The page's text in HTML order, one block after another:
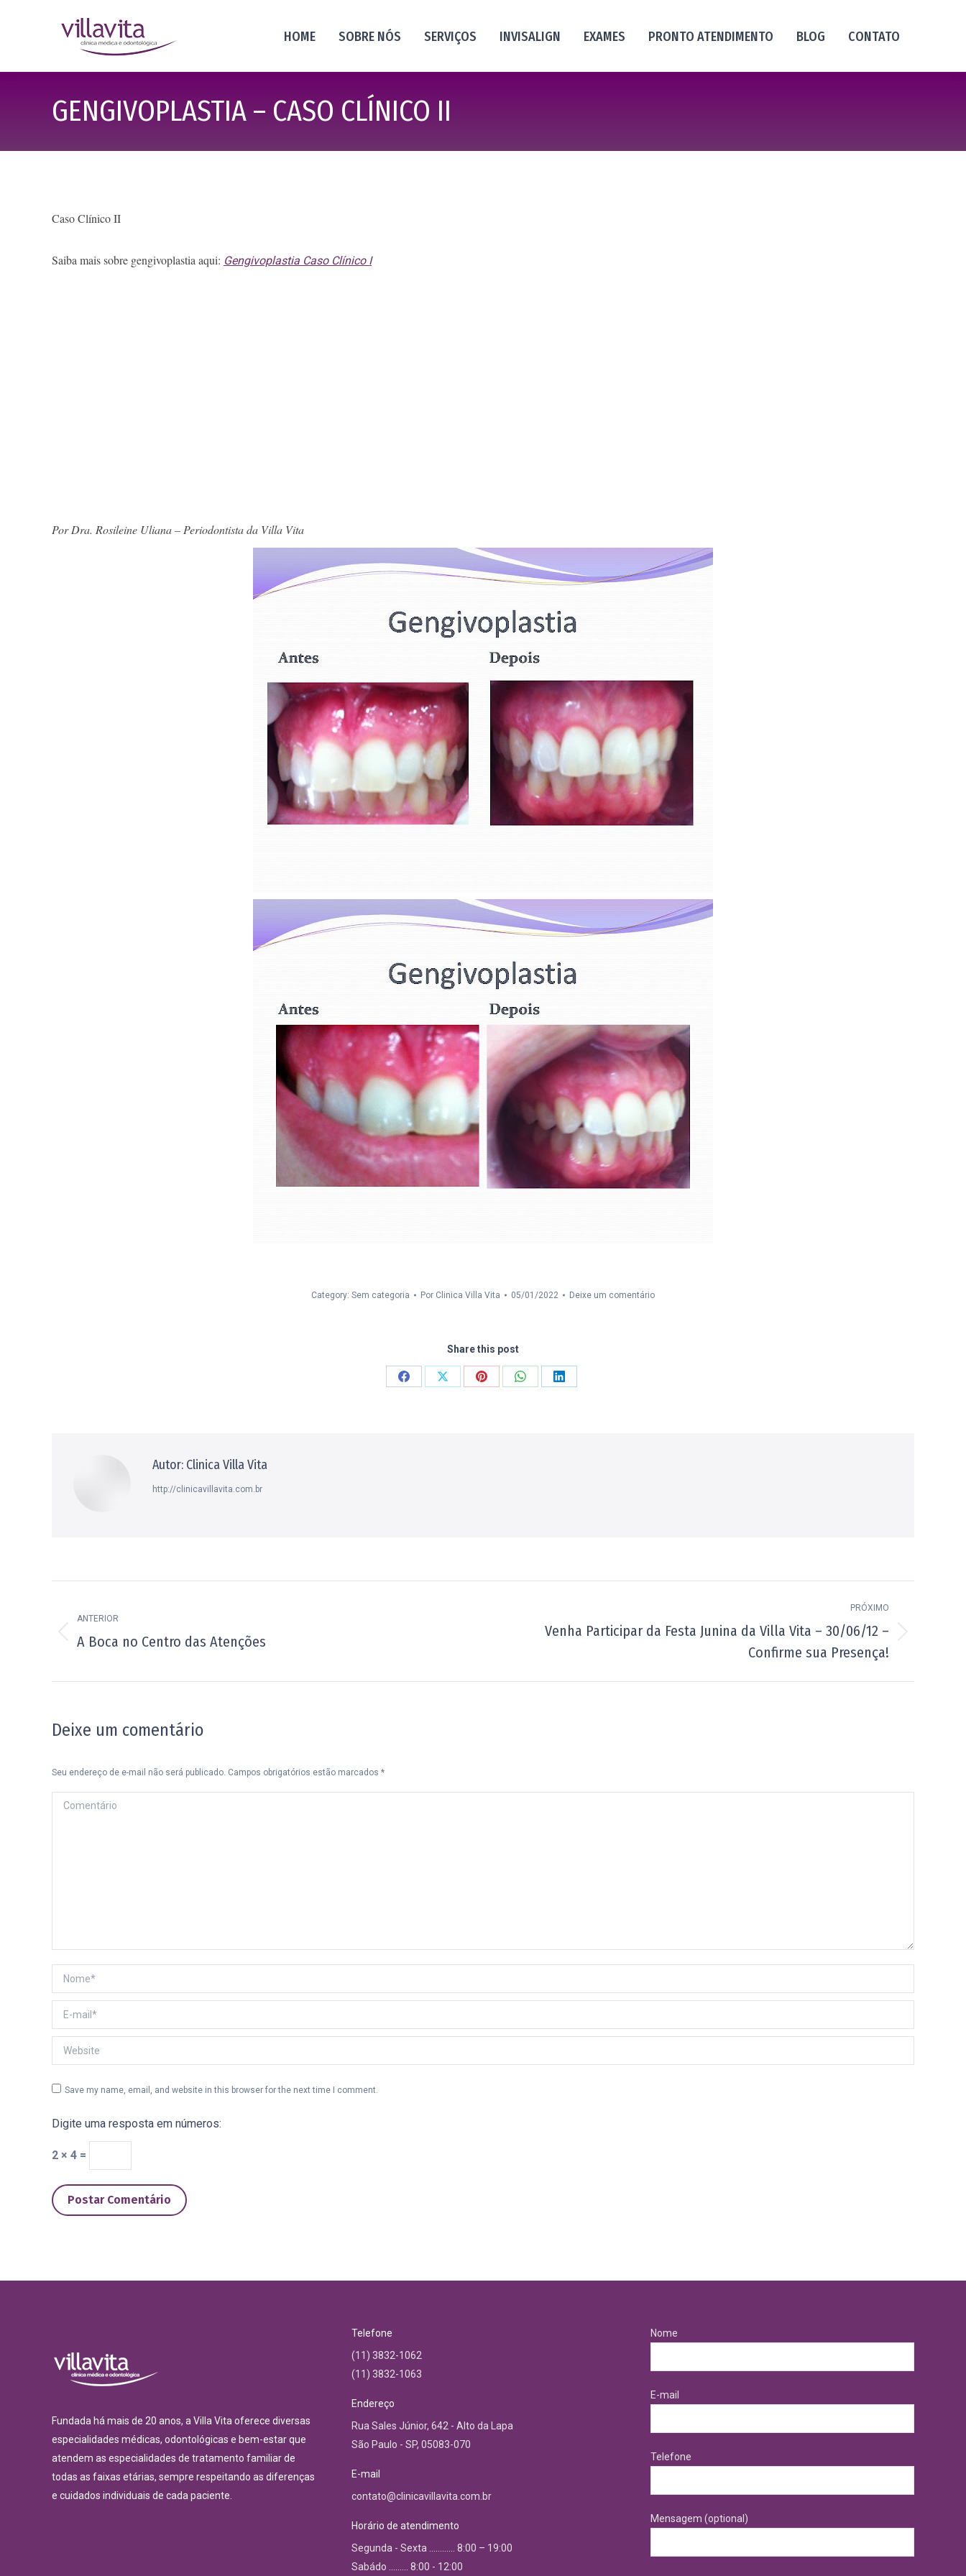
HOME SOBRE NÓS SERVIÇOS INVISALIGN EXAMES PRONTO ATENDIMENTO BLOG CONTATO
GENGIVOPLASTIA – CASO CLÍNICO II
Caso Clínico II
Saiba mais sobre gengivoplastia aqui: Gengivoplastia Caso Clínico I
Por Dra. Rosileine Uliana – Periodontista da Villa Vita
Category: Sem categoria Por Clinica Villa Vita 05/01/2022 Deixe um comentário
Share this post
CompartilharCompartilharCompartilharCompartilharCompartilhar
Autor: Clinica Villa Vita
http://clinicavillavita.com.br
de
post:
ANTERIOR
Post
A Boca no Centro das Atenções
PRÓXIMO
Venha Participar da Festa Junina da Villa Vita – 30/06/12 –
Confirme sua Presença!
Deixe um comentário
Seu endereço de e-mail não será publicado. Campos obrigatórios estão marcados *
Comentário
Nome *
E-mail *
Website
Save my name, email, and website in this browser for the next time I comment.
Digite uma resposta em números:
2 × 4 =
Postar Comentário
Fundada há mais de 20 anos, a Villa Vita oferece diversas
especialidades médicas, odontológicas e bem-estar que
atendem as especialidades de tratamento familiar de
todas as faixas etárias, sempre respeitando as diferenças
e cuidados individuais de cada paciente.
Telefone
(11) 3832-1062
(11) 3832-1063
Endereço
Rua Sales Júnior, 642 - Alto da Lapa
São Paulo - SP, 05083-070
E-mail
contato@clinicavillavita.com.br
Horário de atendimento
Segunda - Sexta ………… 8:00 – 19:00
Sabádo ……… 8:00 - 12:00
Nome
E-mail
Telefone
Mensagem (optional)